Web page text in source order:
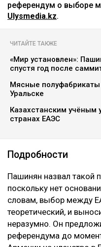
референдум о выборе
Ulysmedia.kz.
ЧИТАЙТЕ ТАКЖЕ
«Мир установлен»:
спустя год после
Мясные полуфабрикаты
Уральске
Казахстанским учёным
странах ЕАЭС
Подробности
Пашинян назвал такой
поскольку нет
словам, выбор между
теоретический, и
неразумно. Он
референдума до